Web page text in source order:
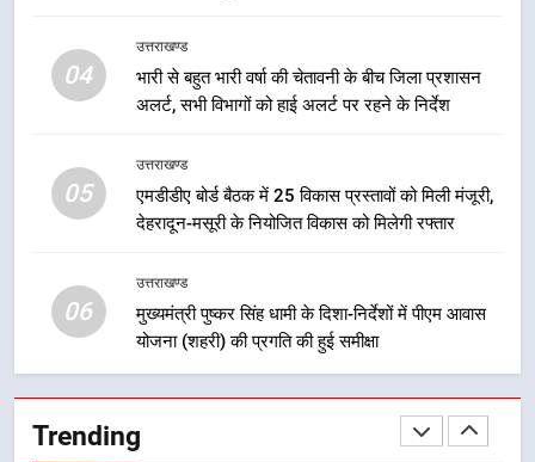
04
उत्तराखण्ड
भारी से बहुत भारी वर्षा की चेतावनी के बीच जिला प्रशासन
अलर्ट, सभी विभागों को हाई अलर्ट पर रहने के निर्देश
05
उत्तराखण्ड
एमडीडीए बोर्ड बैठक में 25 विकास प्रस्तावों को मिली मंजूरी,
देहरादून-मसूरी के नियोजित विकास को मिलेगी रफ्तार
06
उत्तराखण्ड
मुख्यमंत्री पुष्कर सिंह धामी के दिशा-निर्देशों में पीएम आवास
योजना (शहरी) की प्रगति की हुई समीक्षा
Trending
भारी बारिश का अलर्ट! 6 अगस्त को
देहरादून में स्कूल बंद
1
मुख्यमंत्री धामी बोले- युवाओं को रोजगार
भर्ती
12 किमी ग्रीनफील्ड बाईपास परियोजना
का डीएम ने किया निरीक्षण; समयबद्ध एवं